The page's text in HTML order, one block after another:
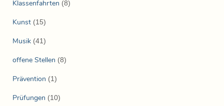
Klassenfahrten (8)
Kunst (15)
Musik (41)
offene Stellen (8)
Prävention (1)
Prüfungen (10)